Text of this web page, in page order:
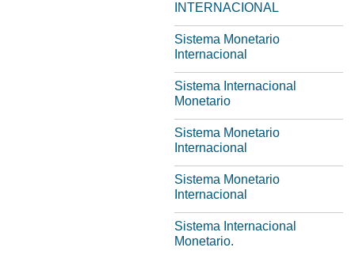
INTERNACIONAL
Sistema Monetario
Internacional
Sistema Internacional
Monetario
Sistema Monetario
Internacional
Sistema Monetario
Internacional
Sistema Internacional
Monetario.